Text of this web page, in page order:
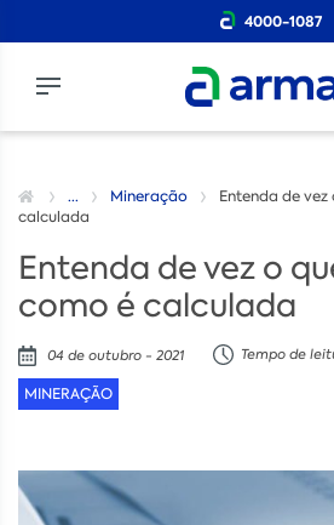
4000-1087
... Mineração
Entenda de vez
calculada
Entenda de vez o
como é calculada
04 de outubro - 2021 Tempo de
MINERAÇÃO